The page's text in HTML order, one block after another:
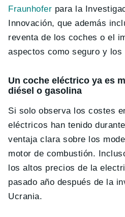
Fraunhofer para la
Innovación, que además
reventa de los coches o el
aspectos como seguro y los
Un coche eléctrico ya es
diésel o gasolina
Si solo observa los costes
eléctricos han tenido
ventaja clara sobre los
motor de combustión.
los altos precios de la
pasado año después de la
Ucrania.